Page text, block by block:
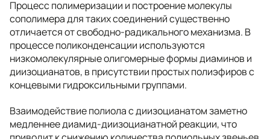
Процесс полимеризации и построение молекулы
сополимера для таких соединений существенно
отличается от свободно-радикального механизма. В
процессе поликонденсации используются
низкомолекулярные олигомерные формы диаминов и
диизоцианатов, в присутствии простых полиэфиров с
концевыми гидроксильными группами.
Взаимодействие полиола с диизоцианатом заметно
медленнее диамид-диизоцианатной реакции, что